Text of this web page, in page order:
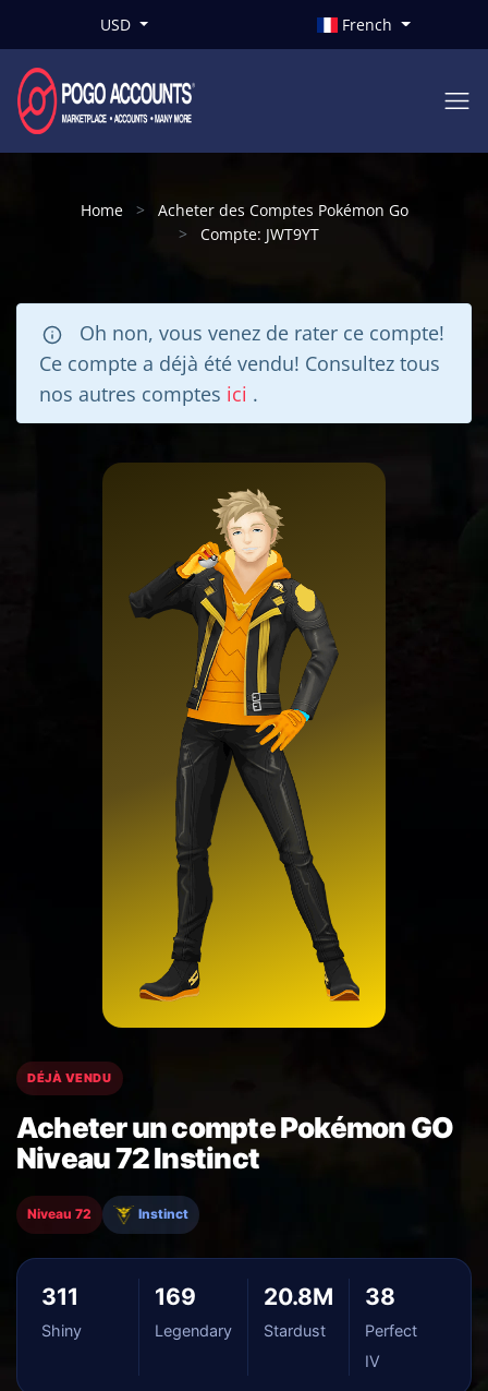
USD French
Home
Acheter des Comptes Pokémon Go
Compte: JWT9YT
Oh non, vous venez de rater ce compte!
Ce compte a déjà été vendu! Consultez tous
nos autres comptes ici .
DÉJÀ VENDU
Acheter un compte Pokémon GO
Niveau 72 Instinct
Niveau 72 Instinct
311
Shiny
169
Legendary
20.8M
Stardust
38
Perfect
IV